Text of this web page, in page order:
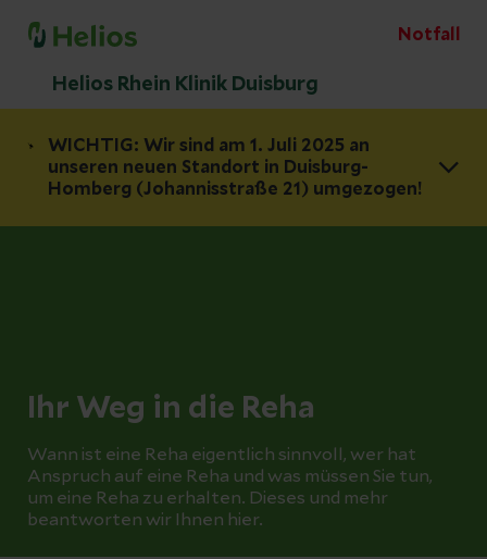
Notfall
Helios Rhein Klinik Duisburg
WICHTIG: Wir sind am 1. Juli 2025 an
unseren neuen Standort in Duisburg-
Homberg (Johannisstraße 21) umgezogen!
Ihr Weg in die Reha
Wann ist eine Reha eigentlich sinnvoll, wer hat
Anspruch auf eine Reha und was müssen Sie tun,
um eine Reha zu erhalten. Dieses und mehr
beantworten wir Ihnen hier.